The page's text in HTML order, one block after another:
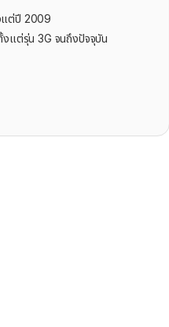
แต่ปี 2009
แต่รุ่น 3G จนถึงปัจจุบัน